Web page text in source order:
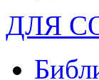
ДЛЯ